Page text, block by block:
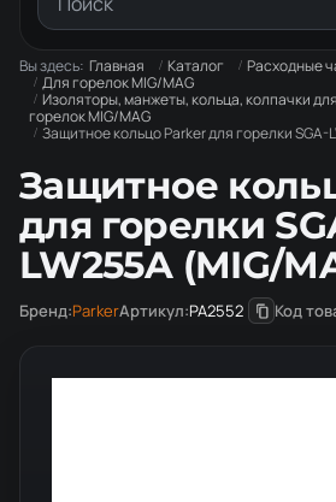
Вы здесь: Главная Каталог
Расходные
Для горелок MIG/MAG
Изоляторы, манжеты, кольца, колпачки
горелок MIG/MAG
Защитное кольцо Parker для горелки SGA-
Защитное
для горелки
LW255A (MIG/
Бренд:ParkerАртикул:PA2552 Код